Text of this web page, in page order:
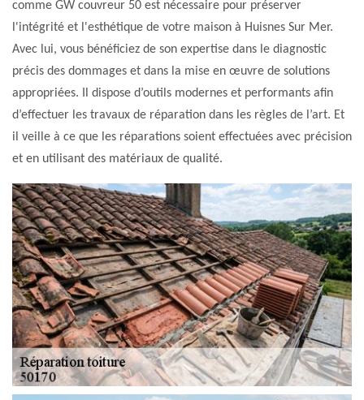
comme GW couvreur 50 est nécessaire pour préserver
l'intégrité et l'esthétique de votre maison à Huisnes Sur Mer.
Avec lui, vous bénéficiez de son expertise dans le diagnostic
précis des dommages et dans la mise en œuvre de solutions
appropriées. Il dispose d’outils modernes et performants afin
d’effectuer les travaux de réparation dans les règles de l’art. Et
il veille à ce que les réparations soient effectuées avec précision
et en utilisant des matériaux de qualité.